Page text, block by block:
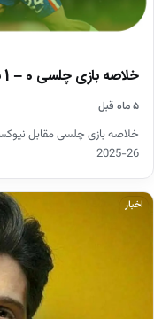
خلاصه بازی چلسی 0 – 1 نیوکسل (لیگ برتر انگلیس)
۵ ماه قبل
خلاصه بازی چلسی مقابل
26-2025
اخبار